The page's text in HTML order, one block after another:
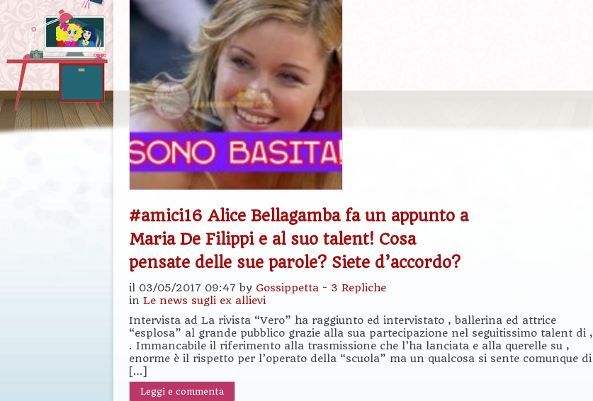
#amici16 Alice Bellagamba fa un appunto a
Maria De Filippi e al suo talent! Cosa
pensate delle sue parole? Siete d’accordo?
il 03/05/2017 09:47 by Gossippetta - 3 Repliche
in Le news sugli ex allievi
Intervista ad La rivista “Vero” ha raggiunto ed intervistato , ballerina ed attrice
“esplosa” al grande pubblico grazie alla sua partecipazione nel seguitissimo talent di ,
. Immancabile il riferimento alla trasmissione che l’ha lanciata e alla querelle su ,
enorme è il rispetto per l’operato della “scuola” ma un qualcosa si sente comunque di
[…]
Leggi e commenta